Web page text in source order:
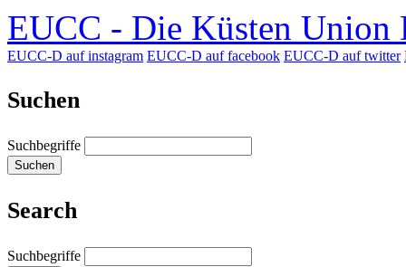
EUCC - Die Küsten Union
EUCC-D auf instagram EUCC-D auf facebook EUCC-D auf twitter
Suchen
Suchbegriffe
Suchen
Search
Suchbegriffe